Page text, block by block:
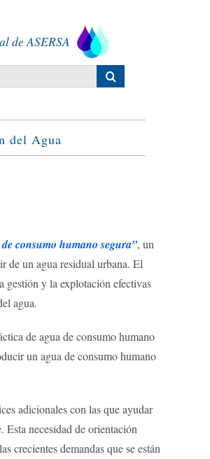
de ASERSA
del Agua
consumo humano segura”, un
de un agua residual urbana. El
gestión y la explotación efectivas
agua.
de agua de consumo humano
un agua de consumo humano
adicionales con las que ayudar
necesidad de orientación
crecientes demandas que se están